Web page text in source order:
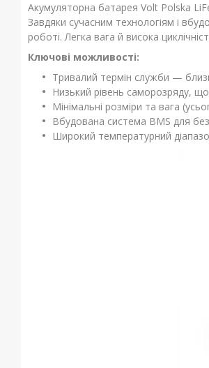
Акумуляторна батарея Volt Polska
Завдяки сучасним технологіям і
роботі. Легка вага й висока
Ключові можливості:
Тривалий термін служби —
Низький рівень саморозряду,
Мінімальні розміри та вага
Вбудована система BMS для
Широкий температурний